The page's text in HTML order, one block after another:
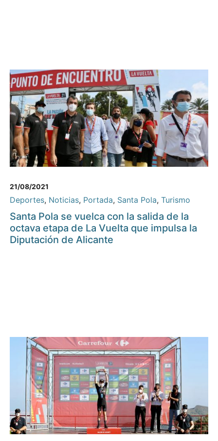
21/08/2021
Deportes, Noticias, Portada, Santa Pola, Turismo
Santa Pola se vuelca con la salida de la
octava etapa de La Vuelta que impulsa la
Diputación de Alicante